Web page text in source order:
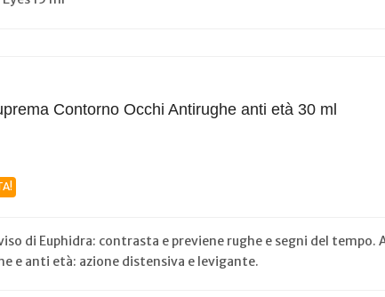
Contorno Occhi Antirughe anti età 30 ml
di Euphidra: contrasta e previene rughe e segni del
e anti età: azione distensiva e levigante.